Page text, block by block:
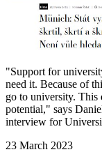
"Support for
need it. Because of
go to university. This
potential," says
interview for
23 March 2023